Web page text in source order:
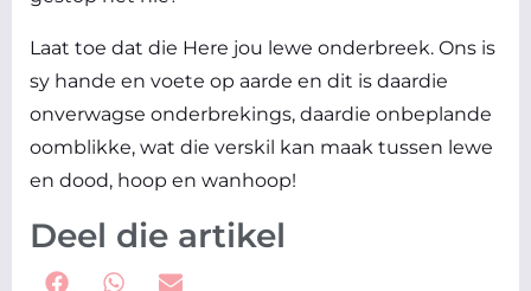
Laat toe dat die Here jou lewe onderbreek. Ons is
sy hande en voete op aarde en dit is daardie
onverwagse onderbrekings, daardie onbeplande
oomblikke, wat die verskil kan maak tussen lewe
en dood, hoop en wanhoop!
Deel die artikel